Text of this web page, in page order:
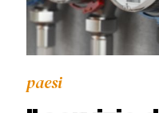
paesi